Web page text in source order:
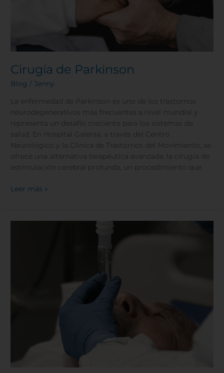
Cirugía de Parkinson
Blog /Jenny
La enfermedad de Parkinson es uno de los trastornos
neurodegenerativos más frecuentes a nivel mundial y
representa un desafío creciente para los sistemas de
salud. En Hospital Galenia, a través del Centro
Neurológico y la Clínica de Trastornos del Movimiento, se
ofrece una alternativa terapéutica avanzada: la cirugía de
estimulación cerebral profunda, un procedimiento que
Leer más »